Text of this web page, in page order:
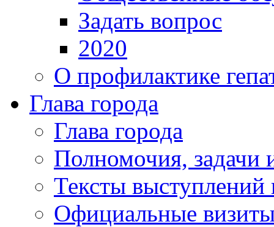
Задать вопрос
2020
О профилактике
Глава города
Глава города
Полномочия, задачи
Тексты выступлений
Официальные